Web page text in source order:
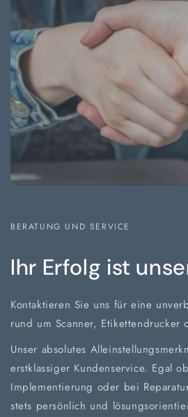
BERATUNG UND SERVICE
Ihr Erfolg ist
Kontaktieren Sie uns für eine
rund um Scanner, Etikettendrucker
Unser absolutes
erstklassiger Kundenservice. Egal
Implementierung oder bei
stets persönlich und